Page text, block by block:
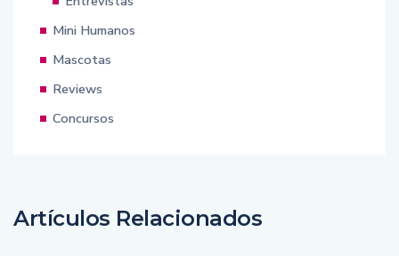
Mini Humanos
Mascotas
Reviews
Concursos
Artículos Relacionados